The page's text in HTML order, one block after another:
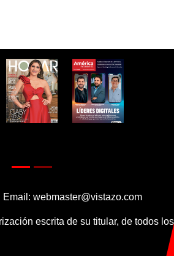
Email: webmaster@vistazo.com
escrita de su titular, de todos